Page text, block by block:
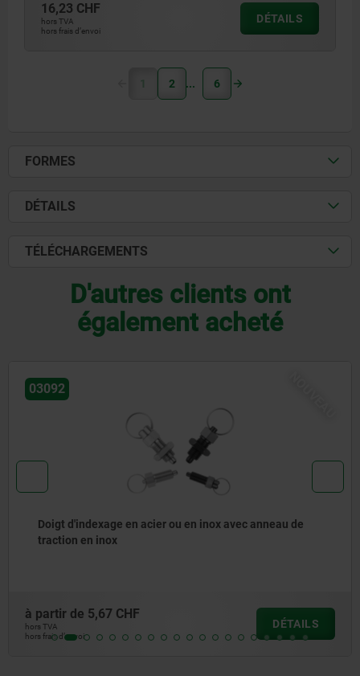
16,23 CHF
hors TVA
hors frais d’envoi
DÉTAILS
1 2 6
FORMES
DÉTAILS
TÉLÉCHARGEMENTS
D'autres clients ont
également acheté
NOUVEAU
Pieds réglables en inox pour locaux
à partir de
hors frais d’envoi